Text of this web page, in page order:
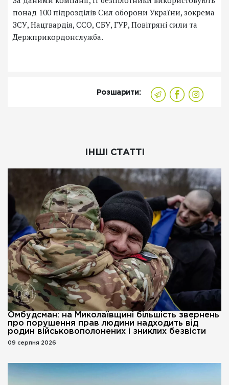
понад 100 підрозділів Сил оборони України, зокрема
ЗСУ, Нацгвардія, ССО, СБУ, ГУР, Повітряні сили та
Держприкордонслужба.
Розшарити:
ІНШІ СТАТТІ
Омбудсман: на Миколаївщині більшість звернень
про порушення прав людини надходить від
родин військовополонених і зниклих безвісти
09 серпня 2026